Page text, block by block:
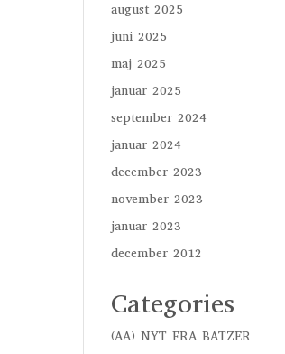
august 2025
juni 2025
maj 2025
januar 2025
september 2024
januar 2024
december 2023
november 2023
januar 2023
december 2012
Categories
(AA) NYT FRA BATZER